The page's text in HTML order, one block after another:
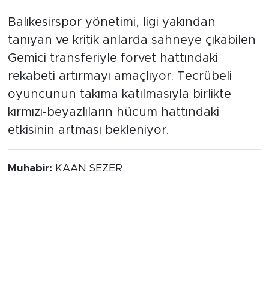
Arttı
Balıkesirspor yönetimi, ligi yakından
tanıyan ve kritik anlarda sahneye çıkabilen
Gemici transferiyle forvet hattındaki
rekabeti artırmayı amaçlıyor. Tecrübeli
oyuncunun takıma katılmasıyla birlikte
kırmızı-beyazlıların hücum hattındaki
etkisinin artması bekleniyor.